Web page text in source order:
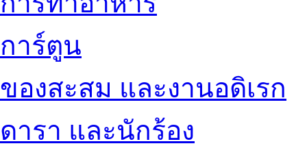
การ์ตูน
ของสะสม และงานอดิเรก
ดารา และนักร้อง